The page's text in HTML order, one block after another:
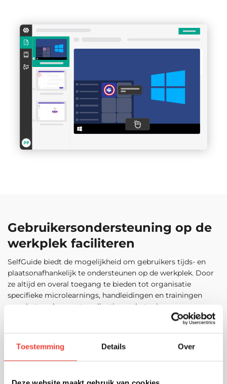
Toestemming Details Over
Gebruikers​ondersteuning op de
werkplek faciliteren
SelfGuide biedt de mogelijkheid om gebruikers tijds- en
plaatsonafhankelijk te ondersteunen op de werkplek. Door
ze altijd en overal toegang te bieden tot organisatie
specifieke microlearnings, handleidingen en trainingen
voor het werken met applicaties verbeter je
zelfredzaamheid en bied je gebruikers ondersteuning op